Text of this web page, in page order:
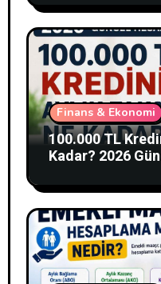
Finans & Ekonomi
100.000 TL
Kadar? 2026